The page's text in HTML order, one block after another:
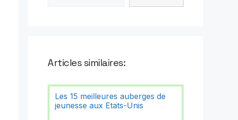
Articles similaires:
Les 15 meilleures auberges de
jeunesse aux Etats-Unis